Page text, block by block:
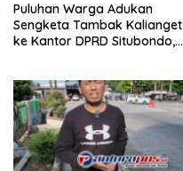
Puluhan Warga Adukan
Sengketa Tambak Kalianget
ke Kantor DPRD Situbondo,